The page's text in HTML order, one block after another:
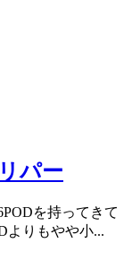
パー
を持ってきて
よりもやや小...